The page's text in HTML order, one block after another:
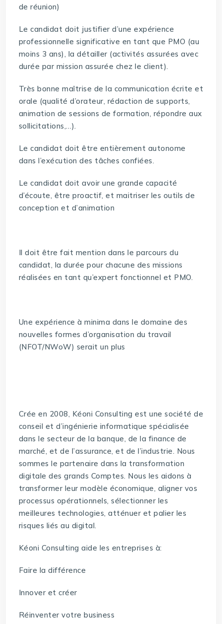
de réunion)
Le candidat doit justifier d’une expérience
professionnelle significative en tant que PMO (au
moins 3 ans), la détailler (activités assurées avec
durée par mission assurée chez le client).
Très bonne maîtrise de la communication écrite et
orale (qualité d’orateur, rédaction de supports,
animation de sessions de formation, répondre aux
sollicitations,…).
Le candidat doit être entièrement autonome
dans l’exécution des tâches confiées.
Le candidat doit avoir une grande capacité
d’écoute, être proactif, et maitriser les outils de
conception et d’animation
Il doit être fait mention dans le parcours du
candidat, la durée pour chacune des missions
réalisées en tant qu’expert fonctionnel et PMO.
Une expérience à minima dans le domaine des
nouvelles formes d’organisation du travail
(NFOT/NWoW) serait un plus
Crée en 2008, Kéoni Consulting est une société de
conseil et d’ingénierie informatique spécialisée
dans le secteur de la banque, de la finance de
marché, et de l’assurance, et de l’industrie. Nous
sommes le partenaire dans la transformation
digitale des grands Comptes. Nous les aidons à
transformer leur modèle économique, aligner vos
processus opérationnels, sélectionner les
meilleures technologies, atténuer et palier les
risques liés au digital.
Kéoni Consulting aide les entreprises à:
Faire la différence
Innover et créer
Réinventer votre business